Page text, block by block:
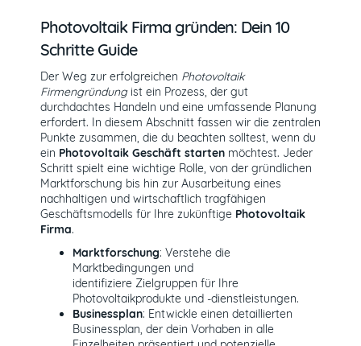
Photovoltaik Firma gründen: Dein 10
Schritte Guide
Der Weg zur erfolgreichen Photovoltaik
Firmengründungist ein Prozess, der gut
durchdachtes Handeln und eine umfassende Planung
erfordert. In diesem Abschnitt fassen wir die zentralen
Punkte zusammen, die du beachten solltest, wenn du
ein Photovoltaik Geschäft starten möchtest. Jeder
Schritt spielt eine wichtige Rolle, von der gründlichen
Marktforschung bis hin zur Ausarbeitung eines
nachhaltigen und wirtschaftlich tragfähigen
Geschäftsmodells für Ihre zukünftige Photovoltaik
Firma.
Marktforschung: Verstehe die
Marktbedingungen und
identifiziere Zielgruppen für Ihre
Photovoltaikprodukte und -dienstleistungen.
Businessplan: Entwickle einen detaillierten
Businessplan, der dein Vorhaben in alle